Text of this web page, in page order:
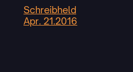
Schreibheld
Apr. 21.2016